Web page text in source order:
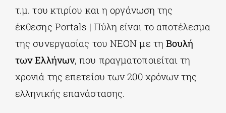
τ.μ. του κτιρίου και η οργάνωση της
έκθεσης Portals | Πύλη είναι το αποτέλεσμα
της συνεργασίας του ΝΕΟΝ με τηΒουλή
των Ελλήνων, που πραγματοποιείται τη
χρονιά της επετείου των 200 χρόνων της
ελληνικής επανάστασης.